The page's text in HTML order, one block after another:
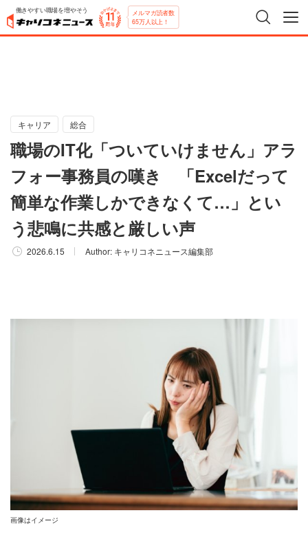
働きやすい職場を増やそう メルマガ読者数
65万人以上！
キャリア 総合
職場のIT化「ついていけません」アラ
フォー事務員の嘆き 「Excelだって
簡単な作業しかできなくて…」とい
う悲鳴に共感と厳しい声
2026.6.15 Author: キャリコネニュース編集部
画像はイメージ